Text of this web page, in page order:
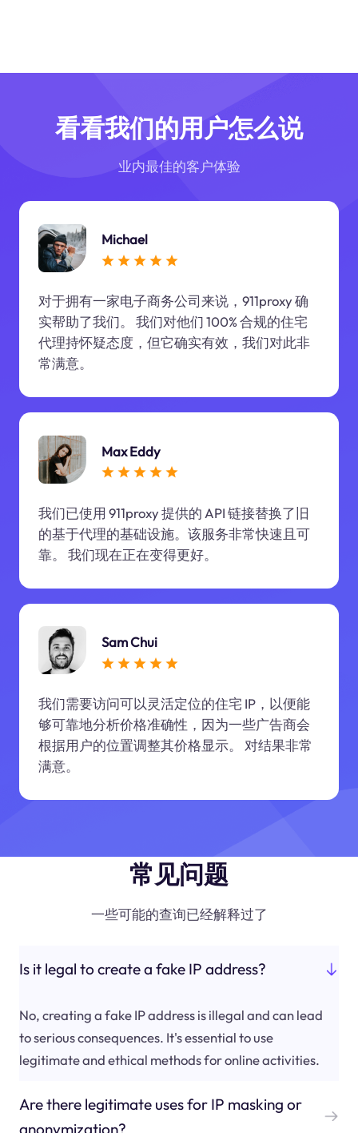
看看我们的用户怎么说
业内最佳的客户体验
Michael
对于拥有一家电子商务公司来说，911proxy 确
实帮助了我们。 我们对他们 100% 合规的住宅
代理持怀疑态度，但它确实有效，我们对此非
常满意。
Max Eddy
我们已使用 911proxy 提供的 API 链接替换了旧
的基于代理的基础设施。该服务非常快速且可
靠。 我们现在正在变得更好。
Sam Chui
我们需要访问可以灵活定位的住宅 IP，以便能
够可靠地分析价格准确性，因为一些广告商会
根据用户的位置调整其价格显示。 对结果非常
满意。
常见问题
一些可能的查询已经解释过了
Is it legal to create a fake IP address?
No, creating a fake IP address is illegal and can lead
to serious consequences. It's essential to use
legitimate and ethical methods for online activities.
Are there legitimate uses for IP masking or
anonymization?